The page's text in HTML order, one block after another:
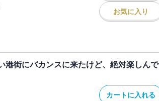
お気に入り
街にバカンスに来たけど、絶対楽しんで
カートに入れる